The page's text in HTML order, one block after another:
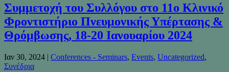
Συμμετοχή του Συλλόγου στο 11ο Κλινικό
Φροντιστήριο Πνευμονικής Υπέρτασης &
Θρόμβωσης, 18-20 Ιανουαρίου 2024
Ιαν 30, 2024 | Conferences - Seminars, Events, Uncategorized,
Συνέδρια